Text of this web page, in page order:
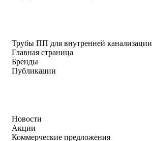
Трубы ПП для внутренней канализации
Главная страница
Бренды
Публикации
Новости
Акции
Коммерческие предложения